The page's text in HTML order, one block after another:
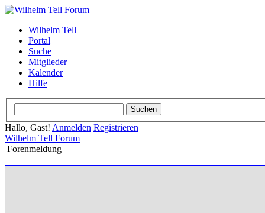
Wilhelm Tell
Portal
Suche
Mitglieder
Kalender
Hilfe
Hallo, Gast! Anmelden Registrieren
Wilhelm Tell Forum
Forenmeldung